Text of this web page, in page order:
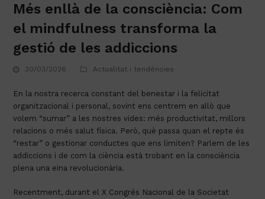
Més enllà de la consciència: Com
el mindfulness transforma la
gestió de les addiccions
30/03/2026 Actualitat i tendències
En la nostra recerca constant del benestar i lafelicitat
organitzacional i personal, sovint ens centrem en allò que
volem “sumar” a les nostres vides: més productivitat, millors
relacions o més salut física. Però, què passa quan el repte és
“restar” o gestionar conductes que ens limiten? Parlem de les
addiccions i de com la ciència està trobant en la consciència
plena una eina revolucionària.
Recentment, durant el X Congrés Nacional de la Societat